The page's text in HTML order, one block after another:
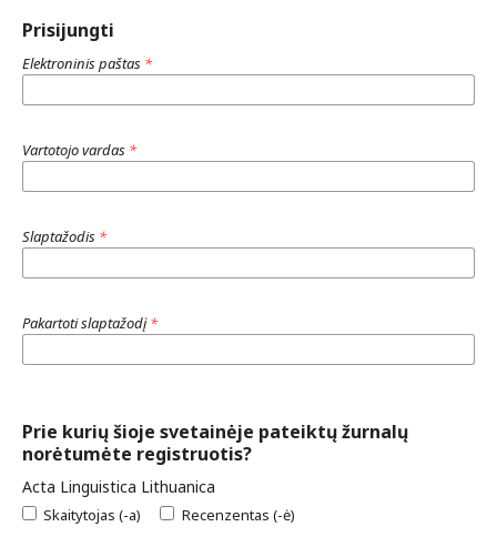
Prisijungti
Elektroninis paštas *
Vartotojo vardas *
Slaptažodis *
Pakartoti slaptažodį*
Prie kurių šioje svetainėje pateiktų žurnalų
norėtumėte registruotis?
Acta Linguistica Lithuanica
Skaitytojas (-a) Recenzentas (-ė)